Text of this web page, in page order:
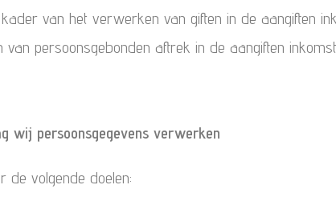
van het verwerken van giften in de aangiften
persoonsgebonden aftrek in de aangiften
wij persoonsgegevens verwerken
volgende doelen: